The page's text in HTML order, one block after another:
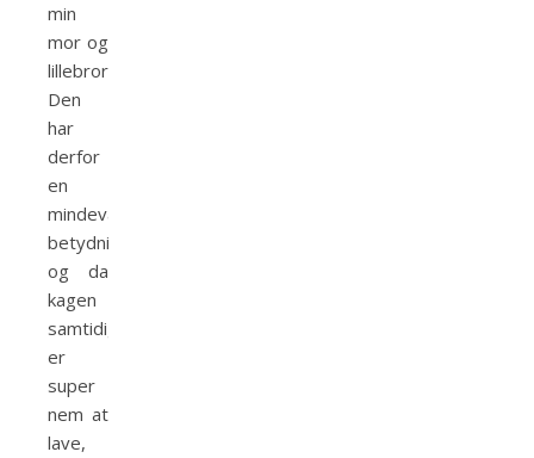
min
mor og
lillebror.
Den
har
derfor
en
mindeværdig
betydning,
og da
kagen
samtidig
er
super
nem at
lave,